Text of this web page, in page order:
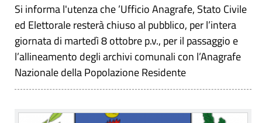
Si informa l'utenza che ’Ufficio Anagrafe, Stato Civile
ed Elettorale resterà chiuso al pubblico, per l’intera
giornata di martedì 8 ottobre p.v., per il passaggio e
l’allineamento degli archivi comunali con l’Anagrafe
Nazionale della Popolazione Residente